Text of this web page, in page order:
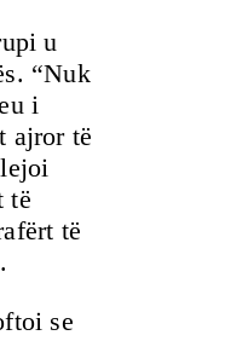
u
“Nuk
i
ajror të
të
të
se